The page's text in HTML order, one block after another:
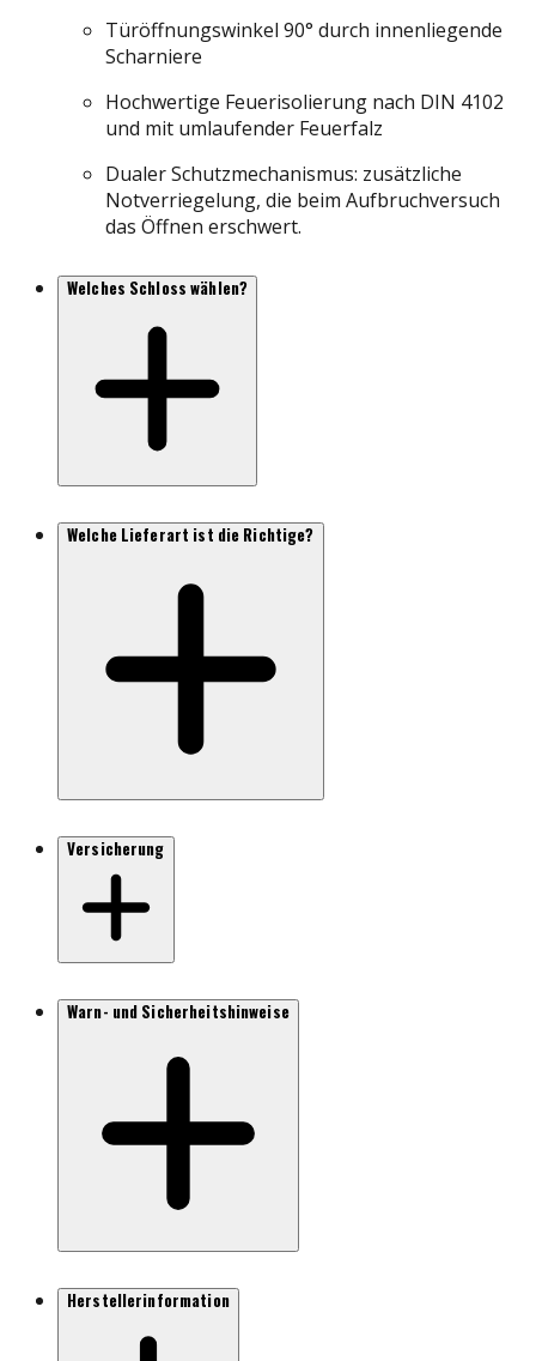
Türöffnungswinkel 90° durch innenliegende
Scharniere
Hochwertige Feuerisolierung nach DIN 4102
und mit umlaufender Feuerfalz
Dualer Schutzmechanismus: zusätzliche
Notverriegelung, die beim Aufbruchversuch
das Öffnen erschwert.
Welches Schloss wählen?
Welche Lieferart ist die Richtige?
Versicherung
Warn- und Sicherheitshinweise
Herstellerinformation